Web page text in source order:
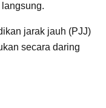
jarak jauh (PJJ)
secara daring